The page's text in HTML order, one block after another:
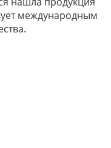
международным